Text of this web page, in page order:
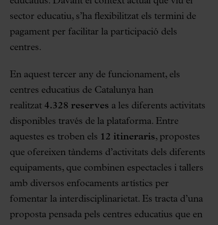
sector educatiu, s’ha flexibilitzat els termini de
pagament per facilitar la participació dels
centres.
En aquest tercer any de funcionament, els
centres educatius de Catalunya han
realitzat 4.328 reserves a les diferents activitats
disponibles través de la plataforma. Entre
aquestes es troben els 12 itineraris, propostes
que ofereixen tàndems d’activitats dels diferents
equipaments, que combinen espectacles i tallers
amb diversos enfocaments artístics per
fomentar la interdisciplinarietat. Es tracta d’una
proposta pensada pels centres educatius que en